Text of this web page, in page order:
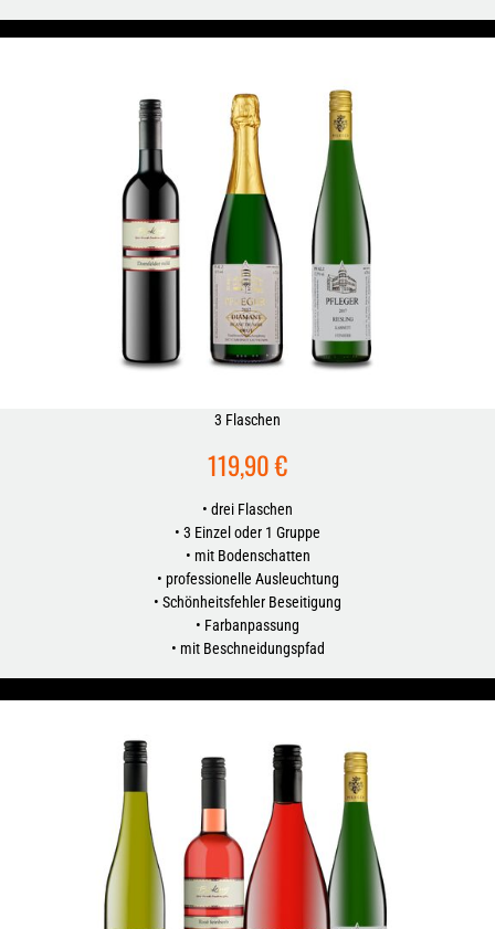
3 Flaschen
119,90 €
• drei Flaschen
• 3 Einzel oder 1 Gruppe
• mit Bodenschatten
• professionelle Ausleuchtung
• Schönheitsfehler Beseitigung
• Farbanpassung
• mit Beschneidungspfad